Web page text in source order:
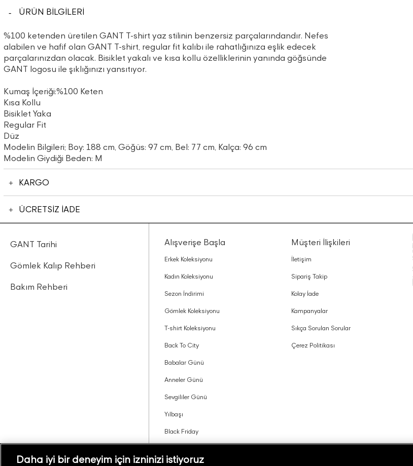
ÜRÜN BİLGİLERİ
%100 ketenden üretilen GANT T-shirt yaz stilinin benzersiz parçalarındandır. Nefes
alabilen ve hafif olan GANT T-shirt, regular fit kalıbı ile rahatlığınıza eşlik edecek
parçalarınızdan olacak. Bisiklet yakalı ve kısa kollu özelliklerinin yanında göğsünde
GANT logosu ile şıklığınızı yansıtıyor.
Kumaş İçeriği:%100 Keten
Kısa Kollu
Bisiklet Yaka
Regular Fit
Düz
Modelin Bilgileri; Boy: 188 cm, Göğüs: 97 cm, Bel: 77 cm, Kalça: 96 cm
Modelin Giydiği Beden: M
KARGO
ÜCRETSİZ İADE
GANT Tarihi
Gömlek Kalıp Rehberi
Bakım Rehberi
Alışverişe Başla
Erkek Koleksiyonu
Kadın Koleksiyonu
Sezon İndirimi
Gömlek Koleksiyonu
T-shirt Koleksiyonu
Back To City
Babalar Günü
Anneler Günü
Sevgililer Günü
Yılbaşı
Black Friday
Müşteri İlişkileri
İletişim
Sipariş Takip
Kolay İade
Kampanyalar
Sıkça Sorulan Sorular
Çerez Politikası
Daha iyi bir deneyim için izninizi istiyoruz